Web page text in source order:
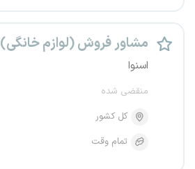
مشاور فروش (لوازم خانگی)
اسنوا
منقضی شده
کل کشور
تمام وقت